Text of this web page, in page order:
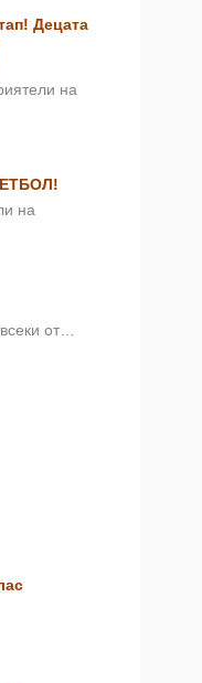
Децата
на
на
от…